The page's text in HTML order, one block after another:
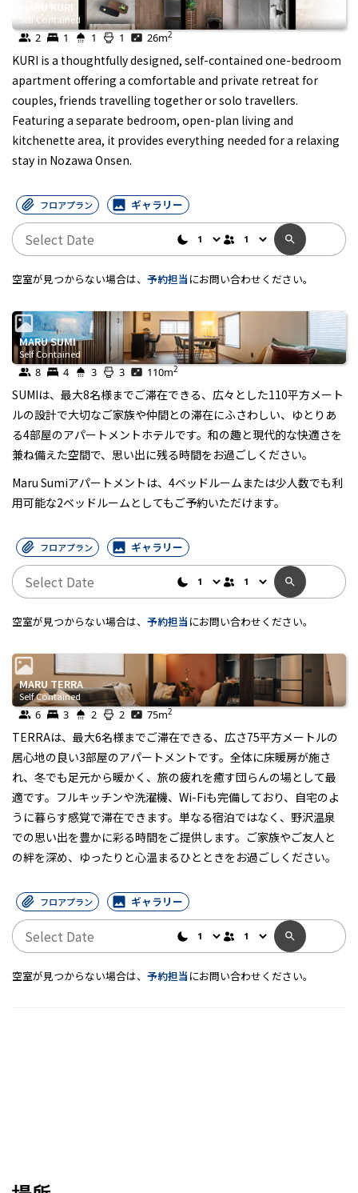
MARU KURI
Self Contained
2 1 1 1 26m2
KURI is a thoughtfully designed, self-contained one-bedroom
apartment offering a comfortable and private retreat for
couples, friends travelling together or solo travellers.
Featuring a separate bedroom, open-plan living and
kitchenette area, it provides everything needed for a relaxing
stay in Nozawa Onsen.
フロアプラン ギャラリー
空室が見つからない場合は、 予約担当 にお問い合わせください。
MARU SUMI
Self Contained
8 4 3 3 110m2
SUMIは、最大8名様までご滞在できる、広々とした110平方メート
ルの設計で大切なご家族や仲間との滞在にふさわしい、ゆとりあ
る4部屋のアパートメントホテルです。和の趣と現代的な快適さを
兼ね備えた空間で、思い出に残る時間をお過ごしください。
Maru Sumiアパートメントは、4ベッドルームまたは少人数でも利
用可能な2ベッドルームとしてもご予約いただけます。
フロアプラン ギャラリー
空室が見つからない場合は、 予約担当 にお問い合わせください。
MARU TERRA
Self Contained
6 3 2 2 75m2
TERRAは、最大6名様までご滞在できる、広さ75平方メートルの
居心地の良い3部屋のアパートメントです。全体に床暖房が施さ
れ、冬でも足元から暖かく、旅の疲れを癒す団らんの場として最
適です。フルキッチンや洗濯機、Wi-Fiも完備しており、自宅のよ
うに暮らす感覚で滞在できます。単なる宿泊ではなく、野沢温泉
での思い出を豊かに彩る時間をご提供します。ご家族やご友人と
の絆を深め、ゆったりと心温まるひとときをお過ごしください。
フロアプラン ギャラリー
空室が見つからない場合は、 予約担当 にお問い合わせください。